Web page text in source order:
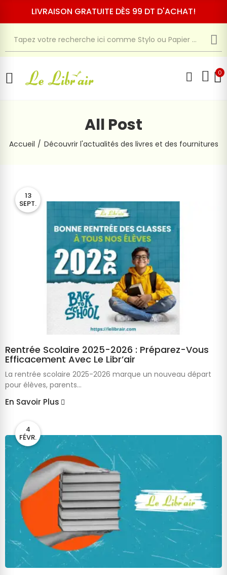
LIVRAISON GRATUITE DÈS 99 DT D'ACHAT!
0
All Post
Accueil Découvrir l'actualités des livres et des fournitures
13
SEPT.
Rentrée Scolaire 2025-2026 : Préparez-Vous
Efficacement Avec Le Libr’air
La rentrée scolaire 2025-2026 marque un nouveau départ
pour élèves, parents...
En Savoir Plus
4
FÉVR.